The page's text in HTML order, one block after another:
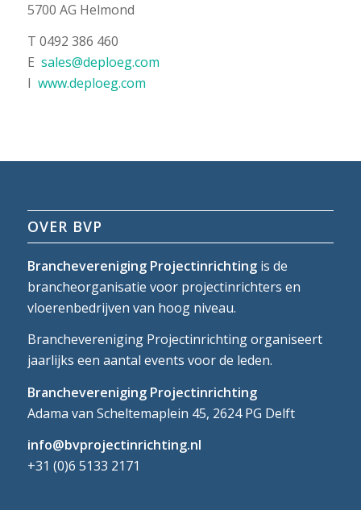
5700 AG Helmond
T 0492 386 460
E sales@deploeg.com
I www.deploeg.com
OVER BVP
Branchevereniging Projectinrichtingis de
brancheorganisatie voor projectinrichters en
vloerenbedrijven van hoog niveau.
Branchevereniging Projectinrichting organiseert
jaarlijks een aantal events voor de leden.
Branchevereniging Projectinrichting
Adama van Scheltemaplein 45, 2624 PG Delft
info@bvprojectinrichting.nl
+31 (0)6 5133 2171